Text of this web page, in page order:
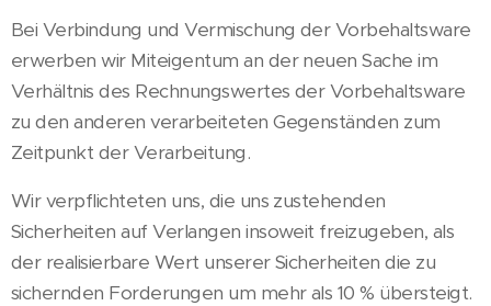
Bei Verbindung und Vermischung der Vorbehaltsware
erwerben wir Miteigentum an der neuen Sache im
Verhältnis des Rechnungswertes der Vorbehaltsware
zu den anderen verarbeiteten Gegenständen zum
Zeitpunkt der Verarbeitung.
Wir verpflichteten uns, die uns zustehenden
Sicherheiten auf Verlangen insoweit freizugeben, als
der realisierbare Wert unserer Sicherheiten die zu
sichernden Forderungen um mehr als 10 % übersteigt.